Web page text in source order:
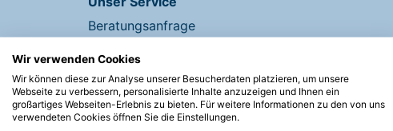
Beratungsanfrage
Materialiensammlung
Ideen, Erklärungen, Erweiterungen
Hilfe + Kontakt
Newsletter
Wir verwenden Cookies
Wir können diese zur Analyse unserer Besucherdaten platzieren, um unsere
Webseite zu verbessern, personalisierte Inhalte anzuzeigen und Ihnen ein
großartiges Webseiten-Erlebnis zu bieten. Für weitere Informationen zu den von uns
verwendeten Cookies öffnen Sie die Einstellungen.